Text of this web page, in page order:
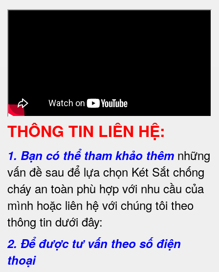
THÔNG TIN LIÊN HỆ:
1. Bạn có thể tham khảo thêm những
vấn đề sau để lựa chọn Két Sắt chống
cháy an toàn phù hợp với nhu cầu của
mình hoặc liên hệ với chúng tôi theo
thông tin dưới đây:
2. Để được tư vấn theo số điện
thoại